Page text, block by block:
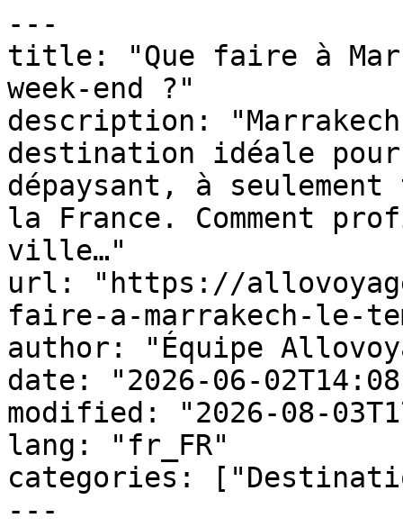
---
title: "Que faire à
week-end ?"
description: "Marrakech
destination idéale pour
dépaysant, à
la France. Comment
ville…"
url: "https://
faire-a-marrakech-le-
author: "Équipe
date: "2026-06-
modified: "2026-08-
lang: "fr_FR"
categories:
---